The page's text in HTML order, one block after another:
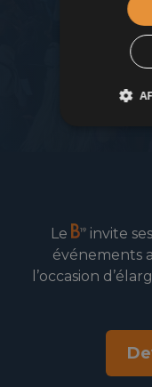
Le
invite
événements
l’occasion